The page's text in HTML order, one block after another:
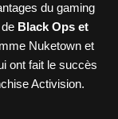
du gaming
Black Ops et
Nuketown et
ont fait le succès
Activision.